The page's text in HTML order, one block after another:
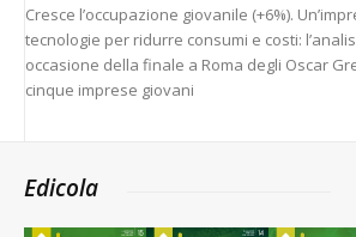
Cresce l’occupazione giovanile (+6%).
tecnologie per ridurre consumi e costi:
occasione della finale a Roma degli Oscar
cinque imprese giovani
Edicola